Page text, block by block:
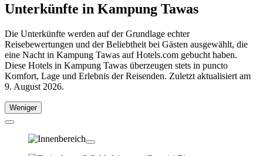
Unterkünfte in Kampung Tawas
Die Unterkünfte werden auf der Grundlage echter
Reisebewertungen und der Beliebtheit bei Gästen ausgewählt, die
eine Nacht in Kampung Tawas auf Hotels.com gebucht haben.
Diese Hotels in Kampung Tawas überzeugen stets in puncto
Komfort, Lage und Erlebnis der Reisenden. Zuletzt aktualisiert am
9. August 2026.
Weniger